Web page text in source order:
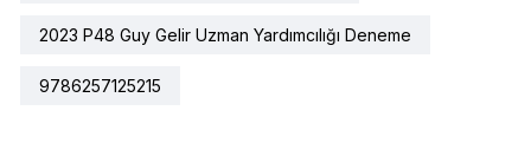
2023 P48 Guy Gelir Uzman Yardımcılığı Deneme
9786257125215